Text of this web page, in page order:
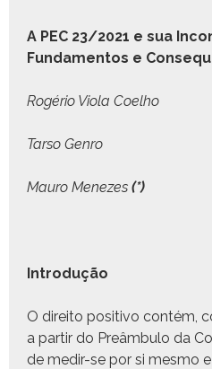
A PEC 23/2021 e sua
Fun­da­men­tos e
Rogério Vio­la Coelho
Tar­so Genro
Mau­ro Menezes (*)
Intro­dução
O dire­ito pos­i­ti­vo con­tém,
a par­tir do Preâm­bu­lo da
de medir-se por si mes­mo